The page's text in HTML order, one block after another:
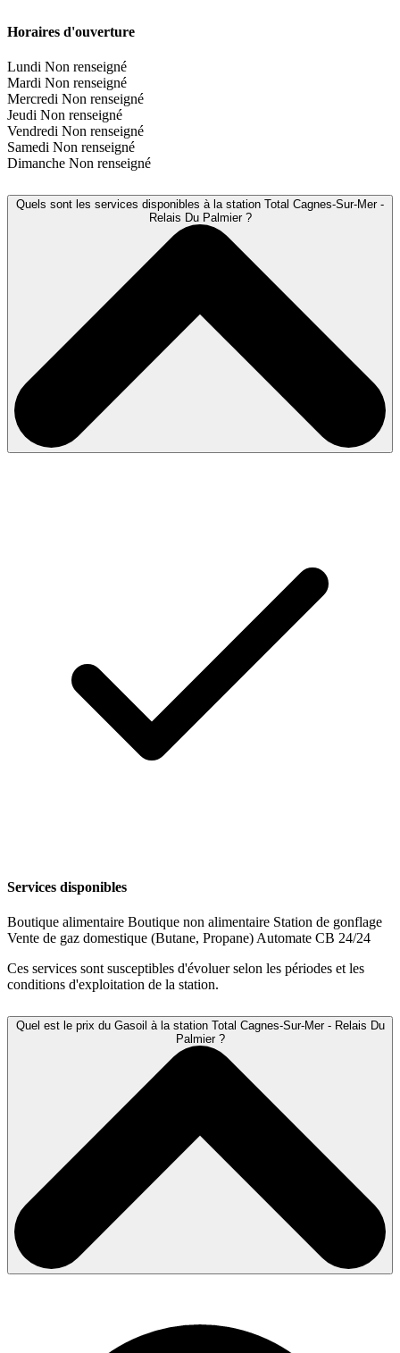
Horaires d'ouverture
Lundi Non renseigné
Mardi Non renseigné
Mercredi Non renseigné
Jeudi Non renseigné
Vendredi Non renseigné
Samedi Non renseigné
Dimanche Non renseigné
Quels sont les services disponibles à la station Total Cagnes-Sur-Mer -
Relais Du Palmier ?
Services disponibles
Boutique alimentaire Boutique non alimentaire Station de gonflage
Vente de gaz domestique (Butane, Propane) Automate CB 24/24
Ces services sont susceptibles d'évoluer selon les périodes et les
conditions d'exploitation de la station.
Quel est le prix du Gasoil à la station Total Cagnes-Sur-Mer - Relais Du
Palmier ?